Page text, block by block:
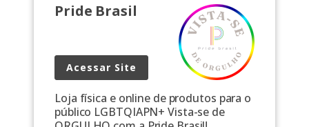
Pride Brasil
Acessar Site
Loja física e online de produtos para o
público LGBTQIAPN+ Vista-se de